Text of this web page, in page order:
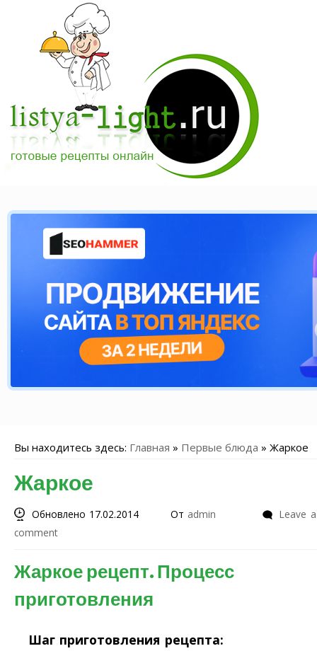
Вы находитесь здесь: Главная » Первые блюда » Жаркое
Жаркое
Обновлено 17.02.2014 От admin
Leave a
comment
Жаркое рецепт. Процесс
приготовления
Шаг приготовления рецепта: